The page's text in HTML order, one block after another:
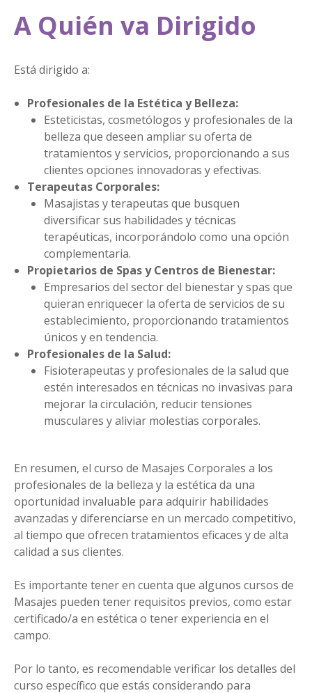
A Quién va Dirigido
Está dirigido a:
Profesionales de la Estética y Belleza:
Esteticistas, cosmetólogos y profesionales de la
belleza que deseen ampliar su oferta de
tratamientos y servicios, proporcionando a sus
clientes opciones innovadoras y efectivas.
Terapeutas Corporales:
Masajistas y terapeutas que busquen
diversificar sus habilidades y técnicas
terapéuticas, incorporándolo como una opción
complementaria.
Propietarios de Spas y Centros de Bienestar:
Empresarios del sector del bienestar y spas que
quieran enriquecer la oferta de servicios de su
establecimiento, proporcionando tratamientos
únicos y en tendencia.
Profesionales de la Salud:
Fisioterapeutas y profesionales de la salud que
estén interesados en técnicas no invasivas para
mejorar la circulación, reducir tensiones
musculares y aliviar molestias corporales.
En resumen, el curso de Masajes Corporales a los
profesionales de la belleza y la estética da una
oportunidad invaluable para adquirir habilidades
avanzadas y diferenciarse en un mercado competitivo,
al tiempo que ofrecen tratamientos eficaces y de alta
calidad a sus clientes.
Es importante tener en cuenta que algunos cursos de
Masajes pueden tener requisitos previos, como estar
certificado/a en estética o tener experiencia en el
campo.
Por lo tanto, es recomendable verificar los detalles del
curso específico que estás considerando para